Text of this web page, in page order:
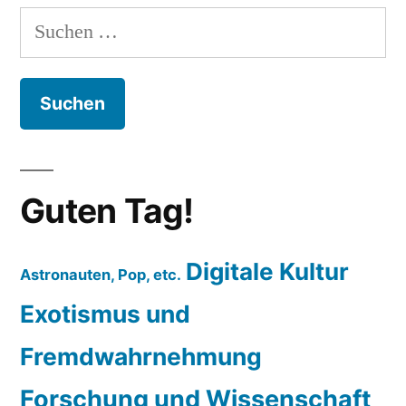
Suchen
nach:
Guten Tag!
Astronauten, Pop, etc. Digitale Kultur
Exotismus und
Fremdwahrnehmung
Forschung und Wissenschaft